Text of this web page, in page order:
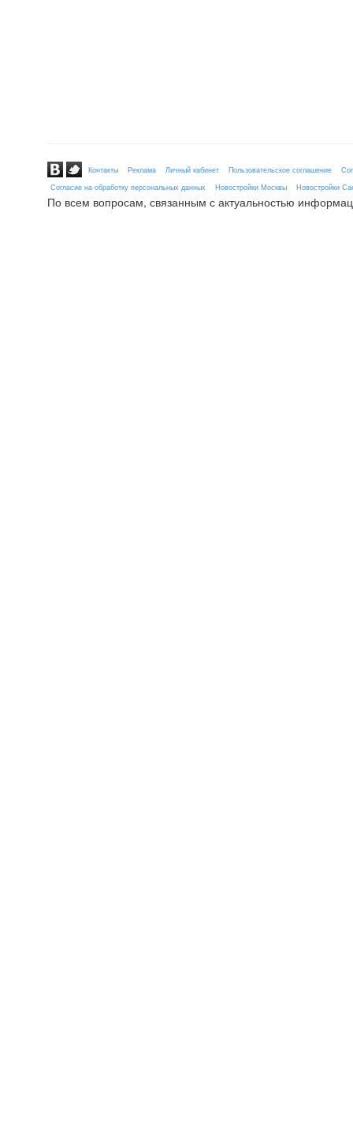
Контакты Реклама Личный кабинет Пользовательское соглашение
Согласие на обработку персональных данных
Новостройки Москвы Новостройки
По всем вопросам, связанным с актуальностью